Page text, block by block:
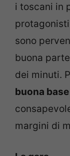
i toscani in
sono
buona
dei minuti.
buona base
margini di